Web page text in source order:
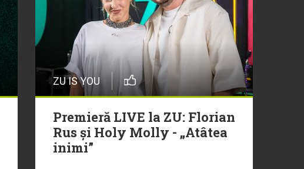
ZU IS YOU
Premieră LIVE la ZU: Florian
Rus și Holy Molly - „Atâtea
inimi”